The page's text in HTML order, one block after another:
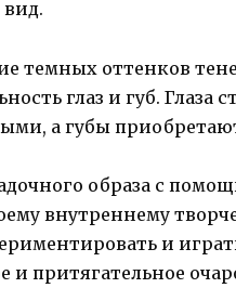
темных оттенков
глаз и губ. Глаза
а губы
образа с
внутреннему
и
и притягательное